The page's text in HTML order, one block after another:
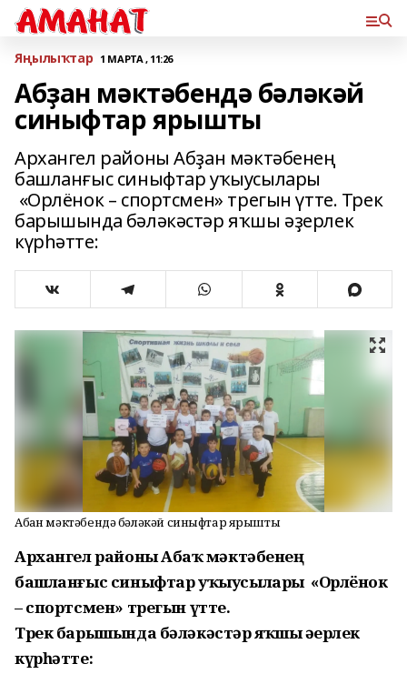
Яңылыҡтар 1 МАРТА , 11:26
Абҙан мәктәбендә бәләкәй
синыфтар ярышты
Архангел районы Абҙан мәктәбенең
башланғыс синыфтар уҡыусылары
«Орлёнок – спортсмен» трегын үтте. Трек
барышында бәләкәстәр яҡшы әҙерлек
күрһәтте:
Абҙан мәктәбендә бәләкәй синыфтар ярышты
Архангел районы Абҙаҡ мәктәбенең
башланғыс синыфтар уҡыусылары «Орлёнок
– спортсмен» трегын үтте.
Трек барышында бәләкәстәр яҡшы әҙерлек
күрһәтте: